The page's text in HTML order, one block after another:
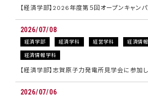
【経済学部】2026年度第５回オープンキャン
2026/07/08
経済学部 経済学科 経営学科 経済情
経済情報学科
【経済学部】志賀原子力発電所見学会に参加
2026/07/06